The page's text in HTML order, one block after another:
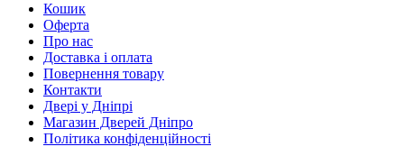
Кошик
Оферта
Про нас
Доставка і оплата
Повернення товару
Контакти
Двері у Дніпрі
Магазин Дверей Дніпро
Політика конфіденційності